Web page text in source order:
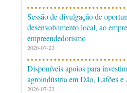
Sessão de divulgação de
desenvolvimento local, ao
empreendedorismo
2026-07-23
Disponíveis apoios para
agroindústria em Dão, Lafões e
2026-07-23